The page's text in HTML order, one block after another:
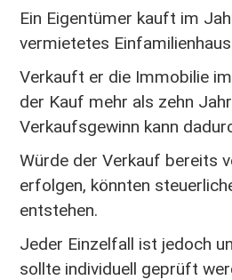
Ein Eigentümer kauft im
vermietetes
Verkauft er die Immobilie
der Kauf mehr als zehn
Verkaufsgewinn kann
Würde der Verkauf bereits
erfolgen, könnten
entstehen.
Jeder Einzelfall ist jedoch
sollte individuell geprüft